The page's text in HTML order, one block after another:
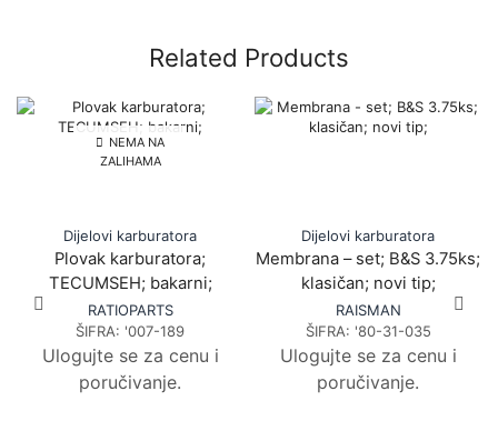
Related Products
NEMA NA
ZALIHAMA
Dijelovi karburatora
Plovak karburatora;
TECUMSEH; bakarni;
RATIOPARTS
ŠIFRA: '007-189
Ulogujte se za cenu i
poručivanje.
Dijelovi karburatora
Membrana – set; B&S 3.75ks;
klasičan; novi tip;
RAISMAN
ŠIFRA: '80-31-035
Ulogujte se za cenu i
poručivanje.